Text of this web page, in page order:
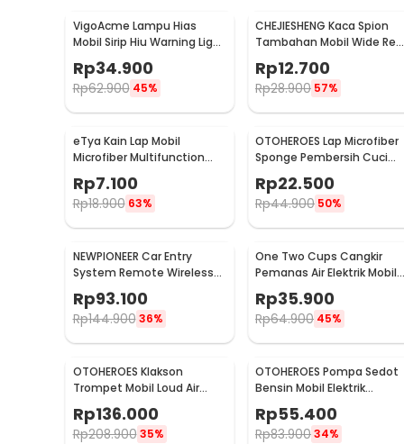
VigoAcme Lampu Hias
Mobil Sirip Hiu Warning Light
Solar Energy 8 LED - FZWJSD
Rp34.900
Rp62.900 45%
CHEJIESHENG Kaca Spion
Tambahan Mobil Wide Rear
080
Rp12.700
Rp28.900 57%
eTya Kain Lap Mobil
Microfiber Multifunction
H-10
Rp7.100
Rp18.900 63%
OTOHEROES Lap Microfiber
Sponge Pembersih Cuci
Rp22.500
Rp44.900 50%
NEWPIONEER Car Entry
System Remote Wireless
12V Door Lock Mobil - CK18
Rp93.100
Rp144.900 36%
One Two Cups Cangkir
Pemanas Air Elektrik Mobil
Travel Mug 450ml - NJ88
Rp35.900
Rp64.900 45%
OTOHEROES Klakson
Trompet Mobil Loud Air
Horn 150dB 12V - JD4001
Rp136.000
Rp208.900 35%
OTOHEROES Pompa Sedot
Bensin Mobil Elektrik
12V - CT-14
Rp55.400
Rp83.90034%